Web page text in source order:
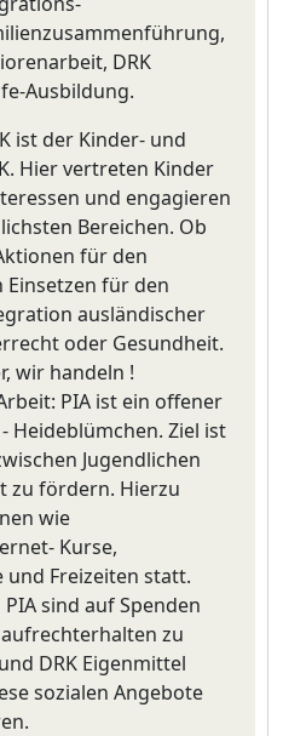
DRK
Ausbildung.
ist der Kinder- und
Hier vertreten Kinder
und engagieren
Bereichen. Ob
für den
Einsetzen für den
ausländischer
oder Gesundheit.
wir handeln !
PIA ist ein offener
Heideblümchen. Ziel ist
Jugendlichen
zu fördern. Hierzu
wie
Kurse,
und Freizeiten statt.
PIA sind auf Spenden
zu
DRK Eigenmittel
sozialen Angebote